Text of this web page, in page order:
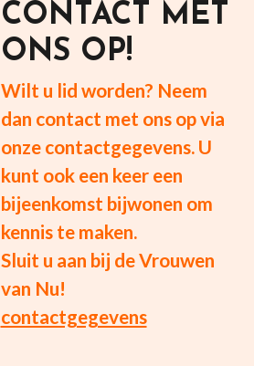
CONTACT MET
ONS OP!
Wilt u lid worden? Neem
dan contact met ons op via
onze contactgegevens. U
kunt ook een keer een
bijeenkomst bijwonen om
kennis te maken.
Sluit u aan bij de Vrouwen
van Nu!
contactgegevens